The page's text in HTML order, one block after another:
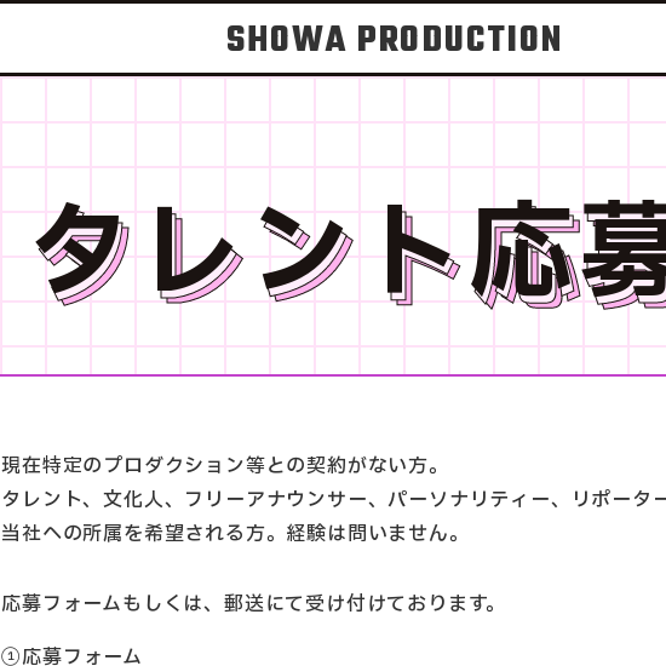
SHOWA PRODUCTION
タレント応
現在特定のプロダクション等との契約がない方。
タレント、文化人、フリーアナウンサー、パーソナリティー、リポータ
当社への所属を希望される方。経験は問いません。
応募フォームもしくは、郵送にて受け付けております。
①応募フォーム